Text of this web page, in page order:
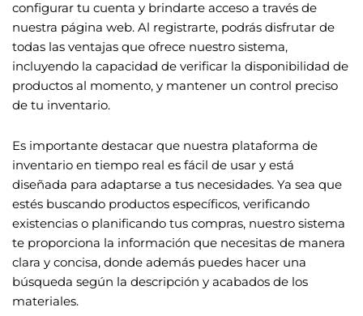
configurar tu cuenta y brindarte acceso a través de
nuestra página web. Al registrarte, podrás disfrutar de
todas las ventajas que ofrece nuestro sistema,
incluyendo la capacidad de verificar la disponibilidad de
productos al momento, y mantener un control preciso
de tu inventario.
Es importante destacar que nuestra plataforma de
inventario en tiempo real es fácil de usar y está
diseñada para adaptarse a tus necesidades. Ya sea que
estés buscando productos específicos, verificando
existencias o planificando tus compras, nuestro sistema
te proporciona la información que necesitas de manera
clara y concisa, donde además puedes hacer una
búsqueda según la descripción y acabados de los
materiales.